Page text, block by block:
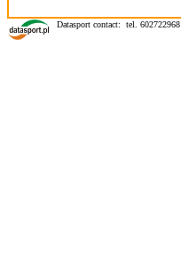
Datasport contact: tel. 602722968